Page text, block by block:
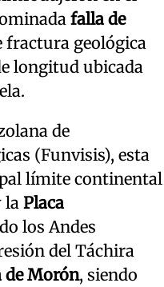
falla de
fractura geológica
longitud ubicada
de
(Funvisis), esta
límite continental
Placa
los Andes
del Táchira
de Morón, siendo